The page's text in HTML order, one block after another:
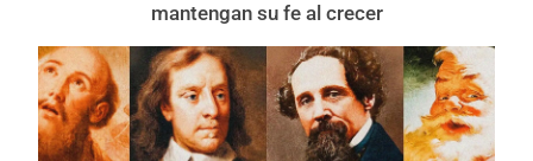
mantengan su fe al crecer